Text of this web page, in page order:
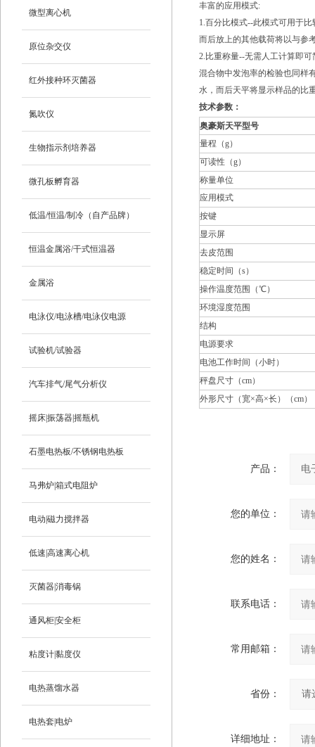
微型离心机
原位杂交仪
红外接种环灭菌器
氮吹仪
生物指示剂培养器
微孔板孵育器
低温/恒温/制冷（自产品牌）
恒温金属浴/干式恒温器
金属浴
电泳仪/电泳槽/电泳仪电源
试验机/试验器
汽车排气/尾气分析仪
摇床|振荡器|摇瓶机
石墨电热板/不锈钢电热板
马弗炉|箱式电阻炉
电动|磁力搅拌器
低速|高速离心机
灭菌器|消毒锅
通风柜|安全柜
粘度计|黏度仪
电热蒸馏水器
电热套|电炉
丰富的应用模式:
1.百分比模式--此模式可用于
而后放上的其他载荷将以与参
2.比重称量--无需人工计算即
混合物中发泡率的检验也同样
水，而后天平将显示样品的比
技术参数：
奥豪斯天平型号
量程（g）
可读性（g）
称量单位
应用模式
按键
显示屏
去皮范围
稳定时间（s）
操作温度范围（℃）
环境湿度范围
结构
电源要求
电池工作时间（小时）
秤盘尺寸（cm）
外形尺寸（宽×高×长）（cm）
产品：
您的单位：
您的姓名：
联系电话：
常用邮箱：
省份：
详细地址：